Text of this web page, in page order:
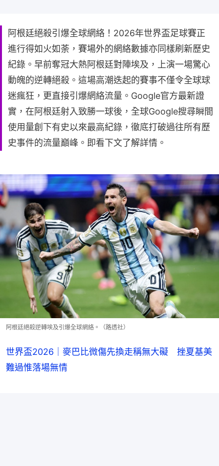
阿根廷絕殺引爆全球網絡！2026年世界盃足球賽正
進行得如火如荼，賽場外的網絡數據亦同樣刷新歷史
紀錄。早前奪冠大熱阿根廷對陣埃及，上演一場驚心
動魄的逆轉絕殺。這場高潮迭起的賽事不僅令全球球
迷瘋狂，更直接引爆網絡流量。Google官方最新證
實，在阿根廷射入致勝一球後，全球Google搜尋瞬間
使用量創下有史以來最高紀錄，徹底打破過往所有歷
史事件的流量巔峰。即看下文了解詳情。
阿根廷絕殺逆轉埃及引爆全球網絡。（路透社）
世界盃2026｜麥巴比微傷先換走稱無大礙 挫夏基美
難過惟落場無情